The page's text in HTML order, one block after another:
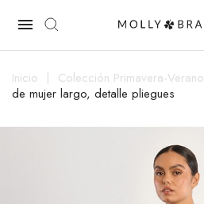

Inicio Colección Primavera-Verano
de mujer largo, detalle pliegues